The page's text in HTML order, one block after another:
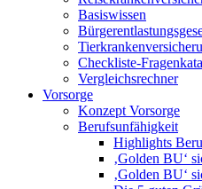
Basiswissen
Checkliste-
Vergleichsrechner
Vorsorge
Konzept Vorsorge
Berufsunfähigkeit
Highlights
‚Golden BU‘
‚Golden BU‘